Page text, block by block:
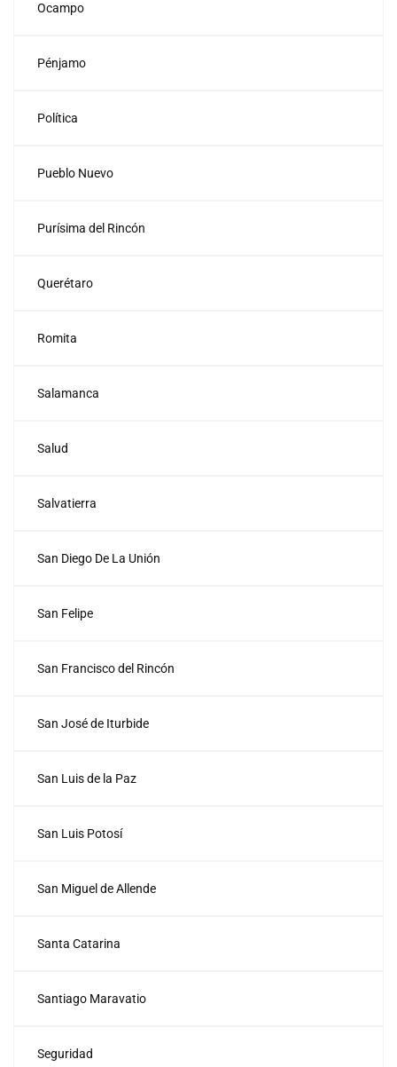
Ocampo
Pénjamo
Política
Pueblo Nuevo
Purísima del Rincón
Querétaro
Romita
Salamanca
Salud
Salvatierra
San Diego De La Unión
San Felipe
San Francisco del Rincón
San José de Iturbide
San Luis de la Paz
San Luis Potosí
San Miguel de Allende
Santa Catarina
Santiago Maravatio
Seguridad